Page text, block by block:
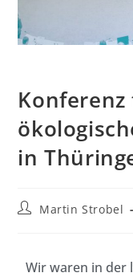
in
Martin Strobel
Wir waren in der